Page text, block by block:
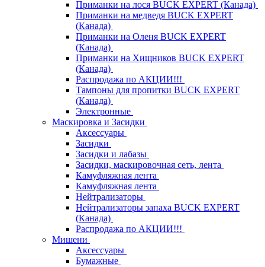
Приманки на лося BUCK EXPERT (Канада)
Приманки на медведя BUCK EXPERT
(Канада)
Приманки на Оленя BUCK EXPERT
(Канада)
Приманки на Хищников BUCK EXPERT
(Канада)
Распродажа по АКЦИИ!!!
Тампоны для пропитки BUCK EXPERT
(Канада)
Электронные
Маскировка и Засидки
Аксессуары
Засидки
Засидки и лабазы
Засидки, маскировочная сеть, лента
Камуфляжная лента
Камуфляжная лента
Нейтрализаторы
Нейтрализаторы запаха BUCK EXPERT
(Канада)
Распродажа по АКЦИИ!!!
Мишени
Аксессуары
Бумажные